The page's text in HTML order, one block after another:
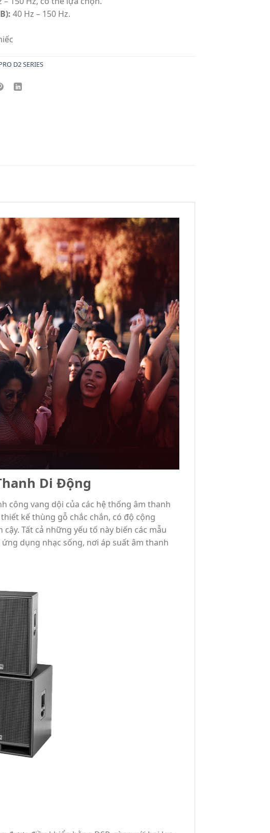
40 Hz – 150 Hz.
D2 SERIES
Di Động
công vang dội của các hệ thống âm thanh
kế thùng gỗ chắc chắn, có độ cộng
Tất cả những yếu tố này biến các mẫu
dụng nhạc sống, nơi áp suất âm thanh